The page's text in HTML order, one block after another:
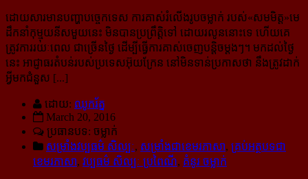
ដោយសារមានបញ្ហាបច្ចេកទេស ការគាស់រំលើងរូបចម្លាក់ របស់«សមមិត្ត»មេ
ដឹកនាំ​​កុម្មុយនីសមួយនេះ មិន​បាន​ប្រព្រឹត្តិទៅ ដោយរលូននោះទេ ហើយគេ
ត្រូវការរយៈពេល ជាច្រើនថ្ងៃ ដើម្បីធ្វើការគាស់ចេញ​បន្តិចម្ដងៗ។ មកដល់ថ្ងៃ
នេះ អាជ្ញាធរតំបន់របស់ប្រទេសអ៊ុយក្រែន នៅមិនទាន់ប្រកាសថា នឹងត្រូវដាក់
អ្វីមកជំនួស [...]
ដោយ: ឈូករ័ត្ន
March 20, 2016
ប្រធានបទ: ចម្លាក់
សម្រាំងវប្ប​ធម៌​ សិល្បៈ, សម្រាំងជាខេមរភាសា, គ្រប់អត្ថបទជា
ខេមរភាសា, វប្បធម៌ សិល្បៈ ប្រពៃណី, គំនូរ ចម្លាក់